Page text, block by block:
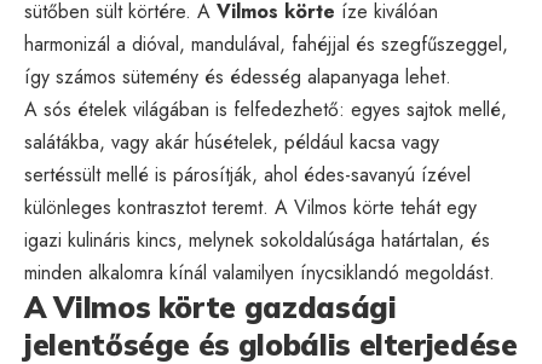
sütőben sült körtére. A Vilmos körte íze kiválóan
harmonizál a dióval, mandulával, fahéjjal és szegfűszeggel,
így számos sütemény és édesség alapanyaga lehet.
A sós ételek világában is felfedezhető: egyes sajtok mellé,
salátákba, vagy akár húsételek, például kacsa vagy
sertéssült mellé is párosítják, ahol édes-savanyú ízével
különleges kontrasztot teremt. A Vilmos körte tehát egy
igazi kulináris kincs, melynek sokoldalúsága határtalan, és
minden alkalomra kínál valamilyen ínycsiklandó megoldást.
A Vilmos körte gazdasági
jelentősége és globális elterjedése